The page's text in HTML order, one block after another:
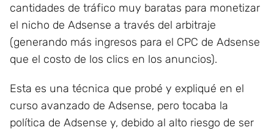
cantidades de tráfico muy baratas para monetizar
el nicho de Adsense a través del arbitraje
(generando más ingresos para el CPC de Adsense
que el costo de los clics en los anuncios).
Esta es una técnica que probé y expliqué en el
curso avanzado de Adsense, pero tocaba la
política de Adsense y, debido al alto riesgo de ser